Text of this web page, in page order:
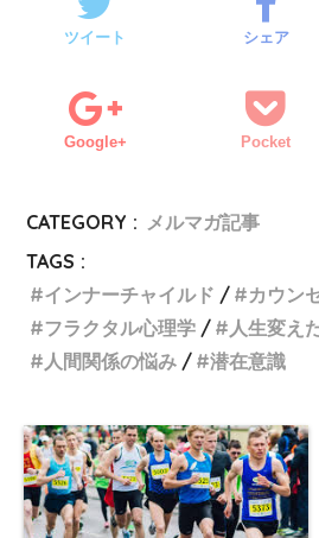
ツイート シェア
Google+ Pocket
CATEGORY : メルマガ記事
TAGS :
インナーチャイルド
カウン
フラクタル心理学
人生変え
人間関係の悩み
潜在意識